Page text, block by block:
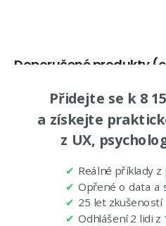
Doporučené produkty
Přidejte se k 8
a získejte
z UX,
✔ Reálné příklady z
✔ Opřené o data a
✔ 25 let zkušeností
✔ Odhlášení 2 lidi z